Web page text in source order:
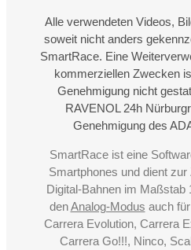
Alle verwendeten Videos,
soweit nicht anders
SmartRace. Eine
kommerziellen Zwecken
Genehmigung nicht
RAVENOL 24h
Genehmigung des
SmartRace ist eine
Smartphones und dient
Digital-Bahnen im Maßstab
denAnalog-Modus auch
Carrera Evolution, Carrera
Carrera Go!!!, Ninco,